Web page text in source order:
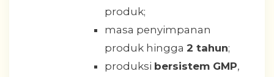
produk;
masa penyimpanan
produk hingga 2 tahun;
produksi bersistem GMP,